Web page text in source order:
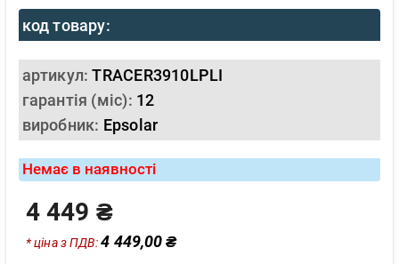
код товару:
артикул:TRACER3910LPLI
гарантія (міс): 12
виробник: Epsolar
Немає в наявності
4 449 ₴
* ціна з ПДВ:4 449,00 ₴